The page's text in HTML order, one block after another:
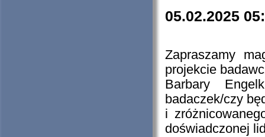
05.02.2025
Zapraszamy
projekcie
Barbary
badaczek/czy
i
doświadczonej